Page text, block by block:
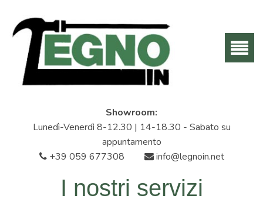
Showroom:
Lunedì-Venerdì 8-12.30 | 14-18.30 - Sabato su
appuntamento
+39 059 677308
info@legnoin.net
I nostri servizi